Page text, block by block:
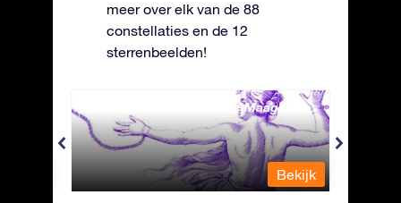
meer over elk van de 88
constellaties en de 12
sterrenbeelden!
Andromeda - Geketende Maagd
Bekijk